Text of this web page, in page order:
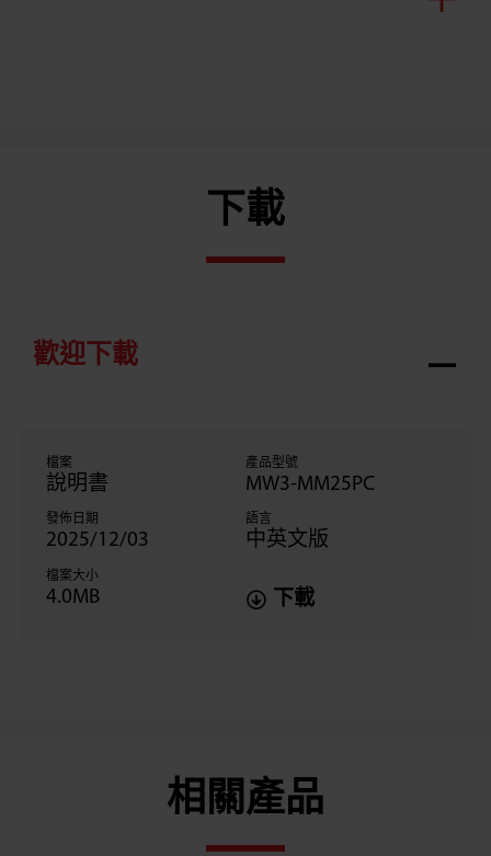
下載
歡迎下載
檔案
說明書
產品型號
MW3-MM25PC
發佈日期
2025/12/03
語言
中英文版
檔案大小
4.0MB 下載
相關產品